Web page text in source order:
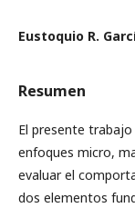
Eustoquio R.
Resumen
El presente
enfoques micro,
evaluar el
dos elementos